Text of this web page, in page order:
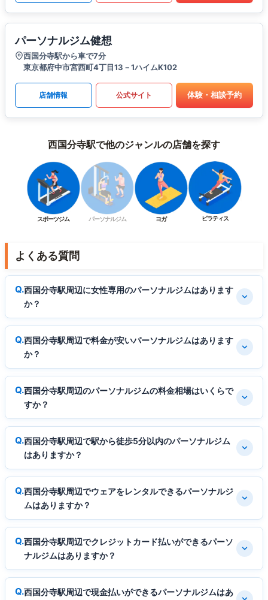
パーソナルジム健想
西国分寺駅から車で7分
東京都府中市宮西町4丁目13－1ハイムK102
店舗情報 公式サイト 体験・相談予約
西国分寺駅で他のジャンルの店舗を探す
スポーツジム パーソナルジム ヨガ ピラティス
よくある質問
西国分寺駅周辺に女性専用のパーソナルジムはあります
か？
西国分寺駅周辺で料金が安いパーソナルジムはあります
か？
西国分寺駅周辺のパーソナルジムの料金相場はいくらで
すか？
西国分寺駅周辺で駅から徒歩5分以内のパーソナルジム
はありますか？
西国分寺駅周辺でウェアをレンタルできるパーソナルジ
ムはありますか？
西国分寺駅周辺でクレジットカード払いができるパーソ
ナルジムはありますか？
西国分寺駅周辺で現金払いができるパーソナルジムはあ